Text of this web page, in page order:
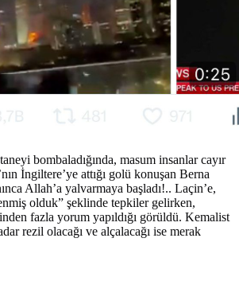
bombaladığında, masum insanlar cayır
İngiltere’ye attığı golü konuşan Berna
Allah’a yalvarmaya başladı!.. Laçin’e,
olduk” şeklinde tepkiler gelirken,
fazla yorum yapıldığı görüldü. Kemalist
rezil olacağı ve alçalacağı ise merak